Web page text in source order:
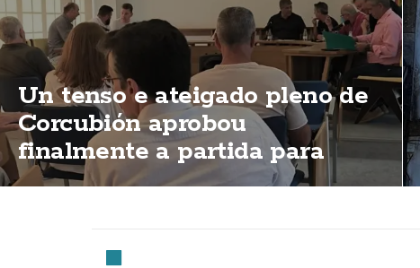
Un tenso e ateigado pleno de
Corcubión aprobou
finalmente a partida para
permitir a apertura do Centro